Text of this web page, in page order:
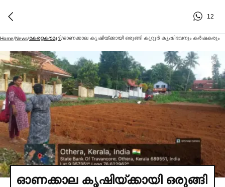
12
Home/News/കേരളകൗമുദി/ഓണക്കാല കൃഷിയ്ക്കായി ഒരുങ്ങി കുറ്റൂര്‍ കൃഷിഭവനും കര്‍ഷകരും
ഓണക്കാല കൃഷിയ്ക്കായി ഒരുങ്ങി